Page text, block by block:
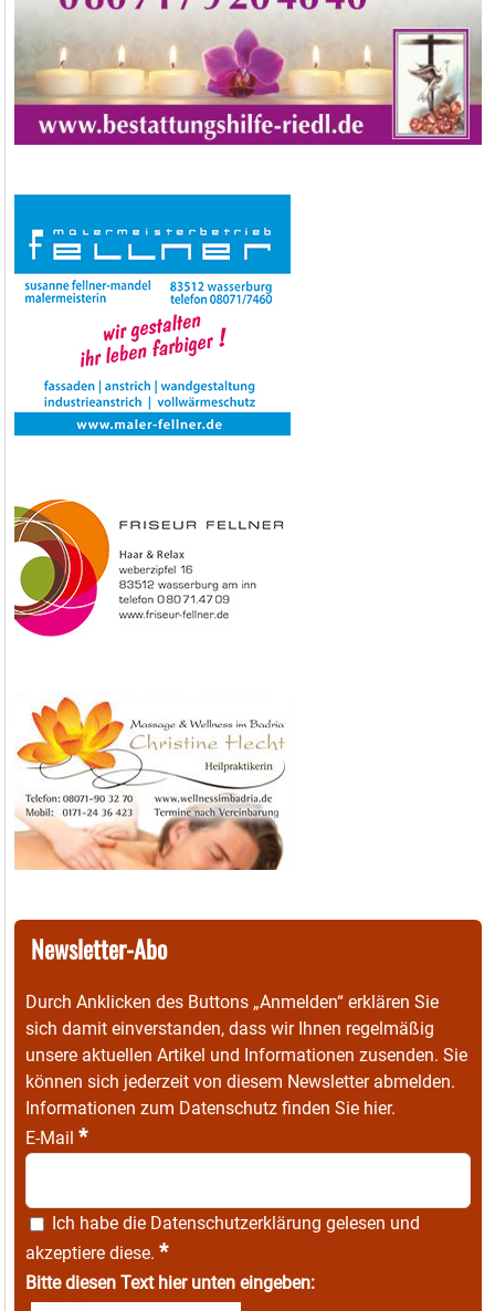
Newsletter-Abo
Durch Anklicken des Buttons „Anmelden“ erklären Sie
sich damit einverstanden, dass wir Ihnen regelmäßig
unsere aktuellen Artikel und Informationen zusenden. Sie
können sich jederzeit von diesem Newsletter abmelden.
Informationen zum Datenschutz finden Sie hier.
E-Mail *
Ich habe die Datenschutzerklärung gelesen und
akzeptiere diese. *
Bitte diesen Text hier unten eingeben: